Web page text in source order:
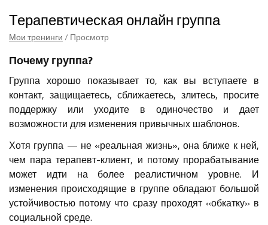
Терапевтическая онлайн группа
Мои тренинги/ Просмотр
Почему группа?
Группа хорошо показывает то, как вы вступаете в
контакт, защищаетесь, сближаетесь, злитесь, просите
поддержку или уходите в одиночество и дает
возможности для изменения привычных шаблонов.
Хотя группа — не «реальная жизнь», она ближе к ней,
чем пара терапевт-клиент, и потому прорабатывание
может идти на более реалистичном уровне. И
изменения происходящие в группе обладают большой
устойчивостью потому что сразу проходят «обкатку» в
социальной среде.